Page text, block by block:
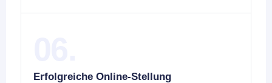
Erfolgreiche Online-Stellung